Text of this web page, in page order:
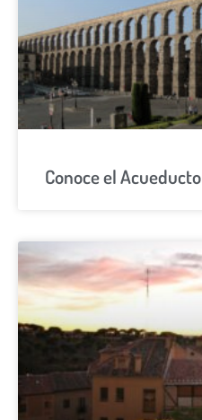
Conoce el Acueducto